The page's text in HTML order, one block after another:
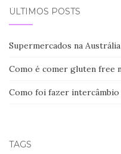
ÚLTIMOS POSTS
Supermercados na Austrália
Como é comer gluten free
Como foi fazer intercâmbio
TAGS